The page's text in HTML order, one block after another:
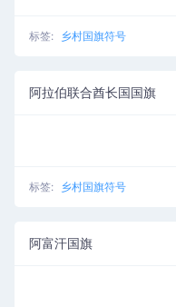
标签: 乡村国旗符号
阿拉伯联合酋长国国旗
标签: 乡村国旗符号
阿富汗国旗